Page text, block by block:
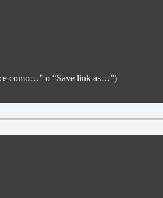
como…” o “Save link as…”)